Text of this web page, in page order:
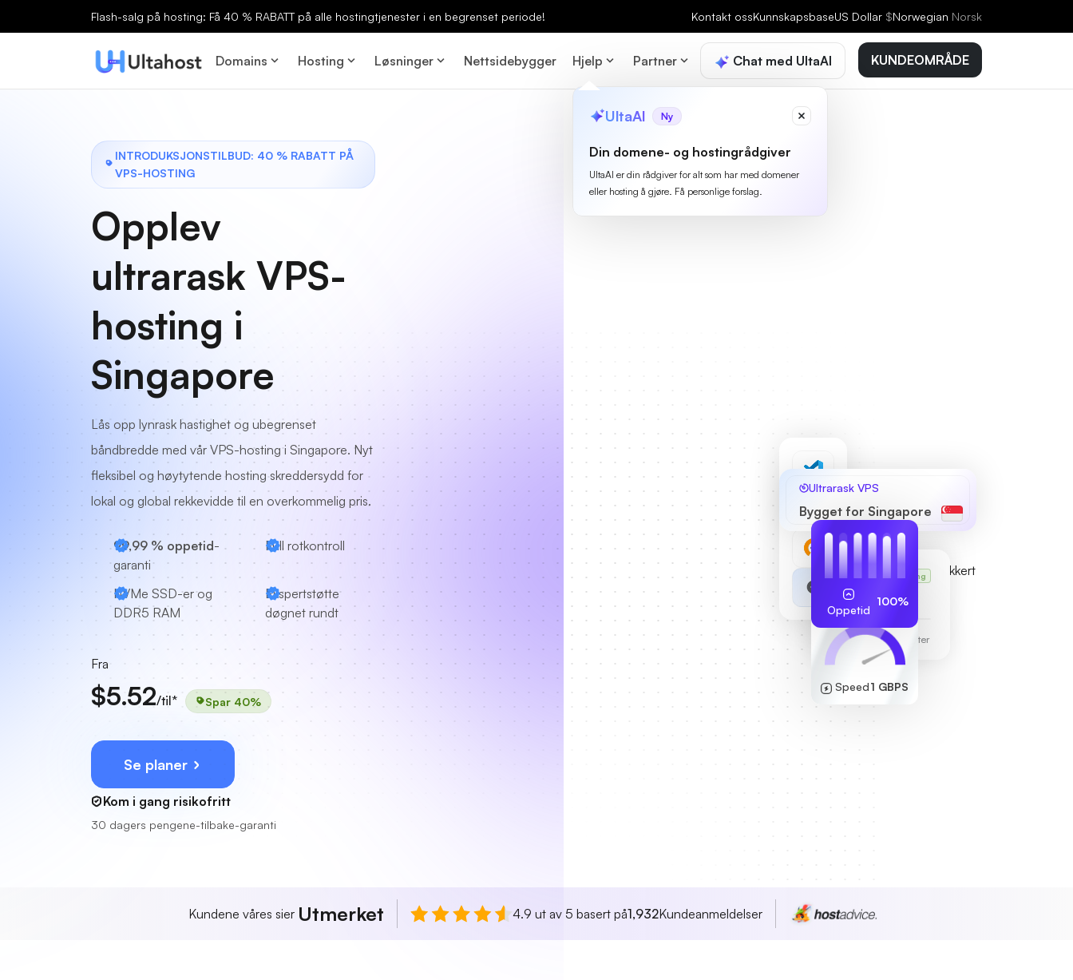
Flash-salg på hosting: Få 40 % RABATT på alle hostingtjenester i en begrenset periode! Kontakt ossKunnskapsbaseUS Dollar $Norwegian Norsk
Domains Hosting Løsninger Nettsidebygger Hjelp Partner Chat med UltaAI
UltaAI Ny
Din domene- og hostingrådgiver
UltaAI er din rådgiver for alt som har med domener
eller hosting å gjøre. Få personlige forslag.
KUNDEOMRÅDE
INTRODUKSJONSTILBUD: 40 % RABATT PÅ
VPS-HOSTING
Opplev
ultrarask VPS-
hosting i
Singapore
Lås opp lynrask hastighet og ubegrenset
båndbredde med vår VPS-hosting i Singapore. Nyt
fleksibel og høytytende hosting skreddersydd for
lokal og global rekkevidde til en overkommelig pris.
99,99 % oppetid-
garanti
Full rotkontroll
NVMe SSD-er og
DDR5 RAM
Ekspertstøtte
døgnet rundt
Fra
$5.52/til* Spar 40%
Se planer
Kom i gang risikofritt
30 dagers pengene-tilbake-garanti
Karls VPS Løping
255.189.85.19
Frankfurt datasenter
Speed1 GBPS
Oppetid
100%
Ultrarask VPS
Bygget for Singapore
Kundene våres sier Utmerket 4.9 ut av 5 basert på1,932Kundeanmeldelser